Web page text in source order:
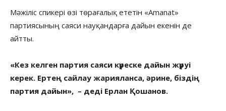
Мәжіліс спикері өзі төрағалық ететін «Amanat»
партиясының саяси науқандарға дайын екенін де
айтты.
«Кез келген партия саяси күреске дайын жүруі
керек. Ертең сайлау жарияланса, әрине, біздің
партия дайын», – деді Ерлан Қошанов.